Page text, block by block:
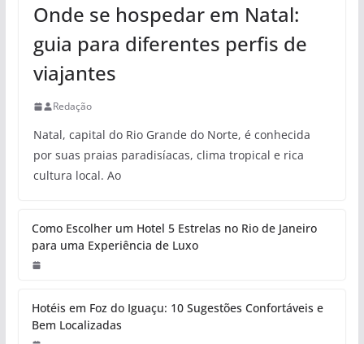
Onde se hospedar em Natal:
guia para diferentes perfis de
viajantes
Redação
Natal, capital do Rio Grande do Norte, é conhecida
por suas praias paradisíacas, clima tropical e rica
cultura local. Ao
Como Escolher um Hotel 5 Estrelas no Rio de Janeiro
para uma Experiência de Luxo
Hotéis em Foz do Iguaçu: 10 Sugestões Confortáveis e
Bem Localizadas